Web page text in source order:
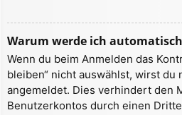
Warum werde ich
Wenn du beim Anmelden das
bleiben“ nicht auswählst, wirst du
angemeldet. Dies verhindert den
Benutzerkontos durch einen